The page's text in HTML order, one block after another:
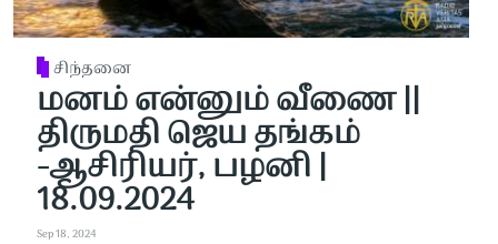
சிந்தனை
மனம் என்னும் வீணை ||
திருமதி ஜெய தங்கம்
-ஆசிரியர், பழனி |
18.09.2024
Sep 18, 2024